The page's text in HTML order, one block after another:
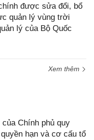
được sửa đổi, bổ
quản lý vùng trời
lý của Bộ Quốc
Xem thêm
Chính phủ quy
hạn và cơ cấu tổ